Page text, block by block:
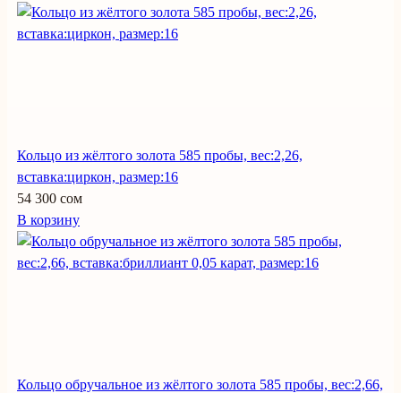
Кольцо из жёлтого золота 585 пробы, вес:2,26,
вставка:циркон, размер:16
54 300 сом
В корзину
Кольцо обручальное из жёлтого золота 585 пробы, вес:2,66,